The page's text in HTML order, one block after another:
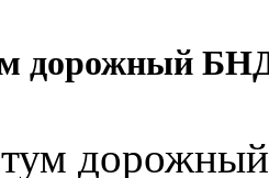
дорожный